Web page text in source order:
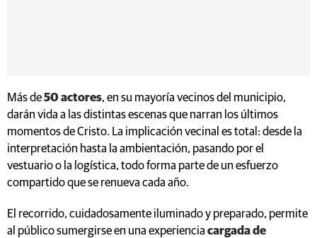
Más de50 actores, en su mayoría vecinos del municipio,
darán vida a las distintas escenas que narran los últimos
momentos de Cristo. La implicación vecinal es total: desde la
interpretación hasta la ambientación, pasando por el
vestuario o la logística, todo forma parte de un esfuerzo
compartido que se renueva cada año.
El recorrido, cuidadosamente iluminado y preparado, permite
al público sumergirse en una experiencia cargada de